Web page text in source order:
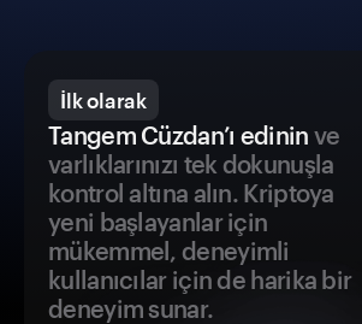
İlk olarak
Tangem Cüzdan’ı edinin ve
varlıklarınızı tek dokunuşla
kontrol altına alın. Kriptoya
yeni başlayanlar için
mükemmel, deneyimli
kullanıcılar için de harika bir
deneyim sunar.